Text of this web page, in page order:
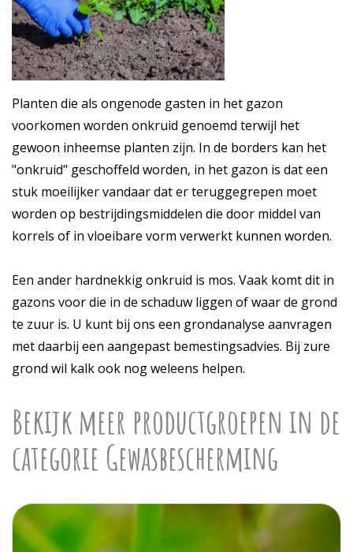
Planten die als ongenode gasten in het gazon
voorkomen worden onkruid genoemd terwijl het
gewoon inheemse planten zijn. In de borders kan het
"onkruid" geschoffeld worden, in het gazon is dat een
stuk moeilijker vandaar dat er teruggegrepen moet
worden op bestrijdingsmiddelen die door middel van
korrels of in vloeibare vorm verwerkt kunnen worden.
Een ander hardnekkig onkruid is mos. Vaak komt dit in
gazons voor die in de schaduw liggen of waar de grond
te zuur is. U kunt bij ons een grondanalyse aanvragen
met daarbij een aangepast bemestingsadvies. Bij zure
grond wil kalk ook nog weleens helpen.
Bekijk meer productgroepen in de
categorie Gewasbescherming